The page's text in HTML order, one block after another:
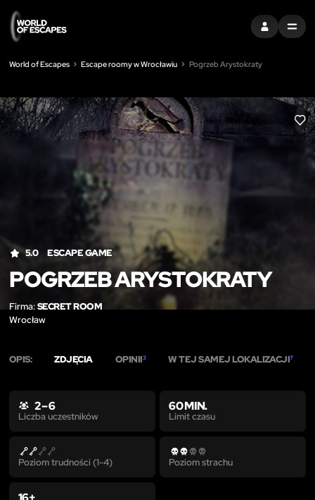
ZALOGUJ SIĘ
MENU
World of Escapes Escape roomy w Wrocławiu Pogrzeb Arystokraty
LIKE
5.0 ESCAPE GAME
POGRZEB ARYSTOKRATY
Firma:SECRET ROOM
Wrocław
OPIS: ZDJĘCIA OPINII3 W TEJ SAMEJ LOKALIZACJI7
2 – 6
Liczba uczestników
60 MIN.
Limit czasu
Poziom trudności (1-4) Poziom strachu
16+